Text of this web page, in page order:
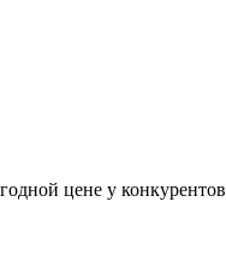
цене у конкурентов